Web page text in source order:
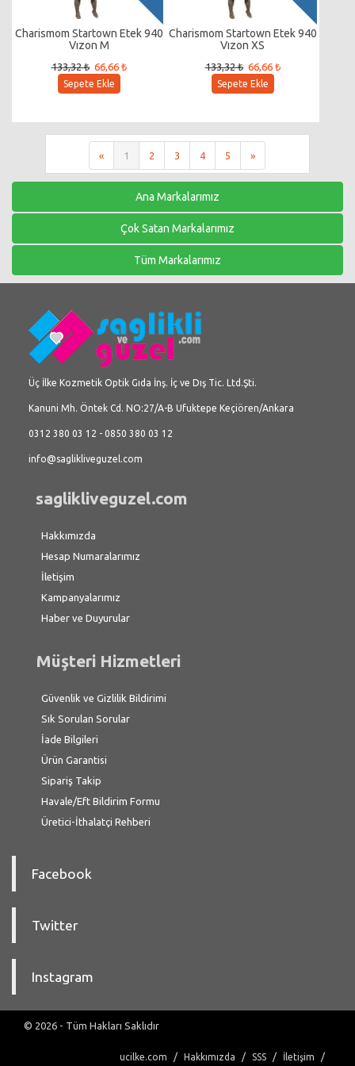
Charismom Startown Etek 940
Vızon M
133,32 ₺ 66,66 ₺
Sepete Ekle
Charismom Startown Etek 940
Vızon XS
133,32 ₺ 66,66 ₺
Sepete Ekle
« 1 2 3 4 5 »
Ana Markalarımız
Çok Satan Markalarımız
Tüm Markalarımız
Üç İlke Kozmetik Optik Gıda İnş. İç ve Dış Tic. Ltd.Şti.
Kanuni Mh. Öntek Cd. NO:27/A-B Ufuktepe Keçiören/Ankara
0312 380 03 12 - 0850 380 03 12
info@saglikliveguzel.com
saglikliveguzel.com
Hakkımızda
Hesap Numaralarımız
İletişim
Kampanyalarımız
Haber ve Duyurular
Müşteri Hizmetleri
Güvenlik ve Gizlilik Bildirimi
Sık Sorulan Sorular
İade Bilgileri
Ürün Garantisi
Sipariş Takip
Havale/Eft Bildirim Formu
Üretici-İthalatçi Rehberi
Facebook
Twitter
Instagram
© 2026 - Tüm Hakları Saklıdır
ucilke.com Hakkımızda SSS İletişim